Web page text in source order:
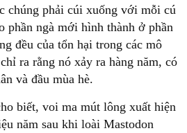
chúng phải cúi xuống với mỗi cú
phần ngà mới hình thành ở phần
đều của tổn hại trong các mô
ra rằng nó xảy ra hàng năm, có
và đầu mùa hè.
biết, voi ma mút lông xuất hiện
năm sau khi loài Mastodon